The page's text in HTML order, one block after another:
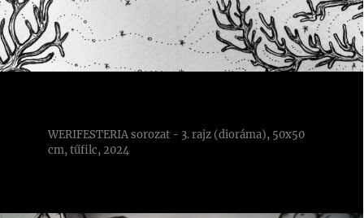
WERIFESTERIA sorozat - 3. rajz (dioráma), 50x50
cm, tűfilc, 2024